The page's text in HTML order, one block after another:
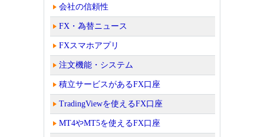
会社の信頼性
FX・為替ニュース
FXスマホアプリ
注文機能・システム
積立サービスがあるFX口座
TradingViewを使えるFX口座
MT4やMT5を使えるFX口座